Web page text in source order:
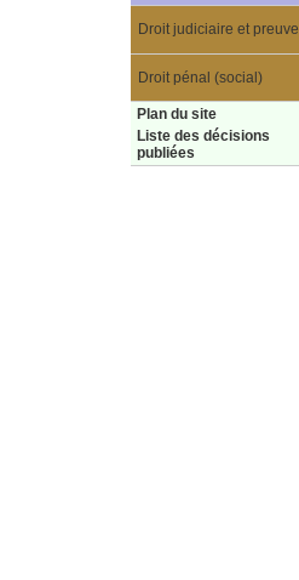
Droit judiciaire et preuve
Droit pénal (social)
Plan du site
Liste des décisions
publiées